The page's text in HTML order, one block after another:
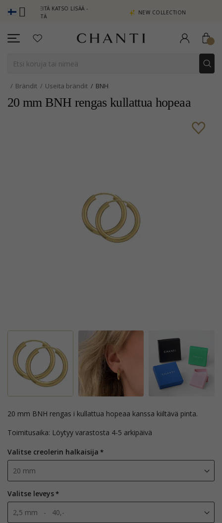
KATSO LISÄÄ -
TÄSTÄ
NEW COLLECTION | AURA
Brändit Useita brändit BNH
20 mm BNH rengas kullattua hopeaa
20 mm BNH rengas i kullattua hopeaa kanssa kiiltävä pinta.
Toimitusaika: Löytyy varastosta 4-5 arkipäivä
Valitse creolerin halkaisija
Valitse leveys